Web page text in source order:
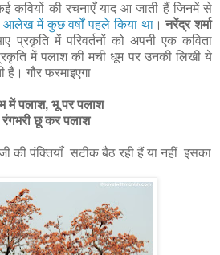
कवियों की रचनाएँ याद आ जाती हैं जिनमें से
में कुछ वर्षों पहले किया था।नरेंद्र शर्मा
में परिवर्तनों को अपनी एक कविता
में पलाश की मची धूम पर उनकी लिखी ये
हैं। गौर फरमाइएगा
में पलाश, भू पर पलाश
रंगभरी छू कर पलाश
की पंक्तियाँ सटीक बैठ रही हैं या नहीं इसका